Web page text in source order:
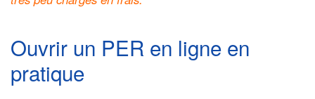
Ouvrir un PER en ligne en
pratique